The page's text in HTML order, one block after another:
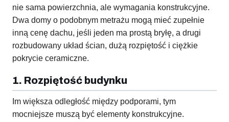
nie sama powierzchnia, ale wymagania konstrukcyjne.
Dwa domy o podobnym metrażu mogą mieć zupełnie
inną cenę dachu, jeśli jeden ma prostą bryłę, a drugi
rozbudowany układ ścian, dużą rozpiętość i ciężkie
pokrycie ceramiczne.
1. Rozpiętość budynku
Im większa odległość między podporami, tym
mocniejsze muszą być elementy konstrukcyjne.